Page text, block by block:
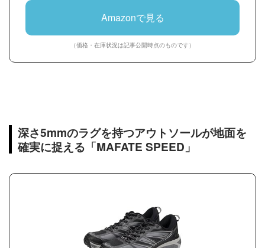
Amazonで見る
（価格・在庫状況は記事公開時点のものです）
深さ5mmのラグを持つアウトソールが地面を
確実に捉える「MAFATE SPEED」